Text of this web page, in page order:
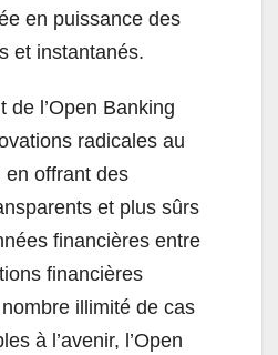
en puissance des
et instantanés.
de l’Open Banking
radicales au
en offrant des
et plus sûrs
financières entre
financières
illimité de cas
à l’avenir, l’Open